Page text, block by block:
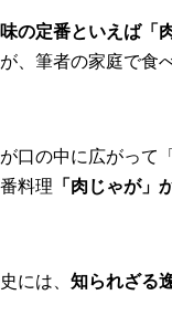
の定番といえば「
、筆者の家庭で食
口の中に広がって
料理 「肉じゃが」
には、 知られざる